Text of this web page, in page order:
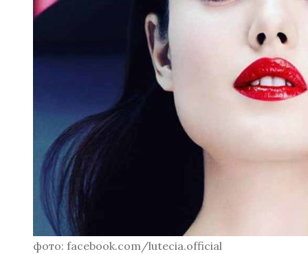
фото: facebook.com/lutecia.official